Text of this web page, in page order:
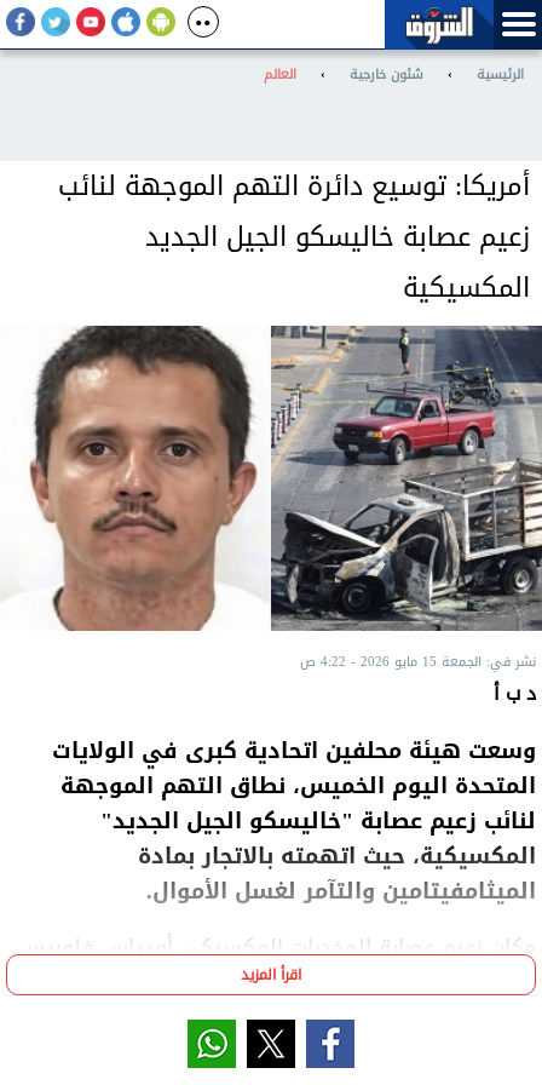
الرئيسية › شئون خارجية › العالم
أمريكا: توسيع دائرة التهم الموجهة لنائب
زعيم عصابة خاليسكو الجيل الجديد
المكسيكية
نشر في: الجمعة 15 مايو 2026 - 4:22 ص
د ب أ
وسعت هيئة محلفين اتحادية كبرى في الولايات
المتحدة اليوم الخميس، نطاق التهم الموجهة
لنائب زعيم عصابة "خاليسكو الجيل الجديد"
المكسيكية، حيث اتهمته بالاتجار بمادة
الميثامفيتامين والتآمر لغسل الأموال.
وكان زعيم عصابة المخدرات المكسيكي أودياس فلوريس
بولاية ناياريت غربي البلاد، وذلك في عملية نفذتها قوات
البحرية المكسيكية الخاصة بالاستناد إلى معلومات
اقرأ المزيد